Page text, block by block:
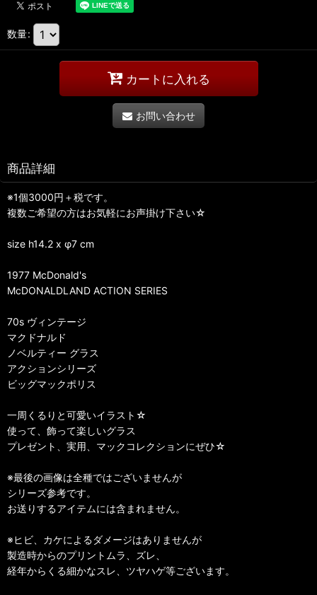
数量:
カートに入れる
お問い合わせ
商品詳細
※1個3000円＋税です。
複数ご希望の方はお気軽にお声掛け下さい☆
size h14.2 x φ7 cm
1977 McDonald's
McDONALDLAND ACTION SERIES
70s ヴィンテージ
マクドナルド
ノベルティー グラス
アクションシリーズ
ビッグマックポリス
一周くるりと可愛いイラスト☆
使って、飾って楽しいグラス
プレゼント、実用、マックコレクションにぜひ☆
※最後の画像は全種ではございませんが
シリーズ参考です。
お送りするアイテムには含まれません。
※ヒビ、カケによるダメージはありませんが
製造時からのプリントムラ、ズレ、
経年からくる細かなスレ、ツヤハゲ等ございます。